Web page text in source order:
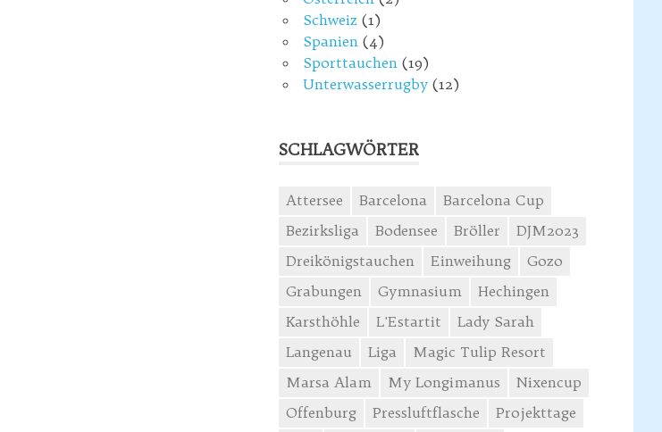
Schweiz (1)
Spanien (4)
Sporttauchen (19)
Unterwasserrugby (12)
SCHLAGWÖRTER
Attersee Barcelona
Barcelona Cup
Bezirksliga
Bodensee Bröller
DJM2023
Dreikönigstauchen
Einweihung
Gozo
Grabungen
Gymnasium
Hechingen
Karsthöhle
L'Estartit
Lady Sarah
Langenau
Liga
Magic Tulip Resort
Marsa Alam
My Longimanus
Nixencup
Offenburg
Pressluftflasche
Projekttage